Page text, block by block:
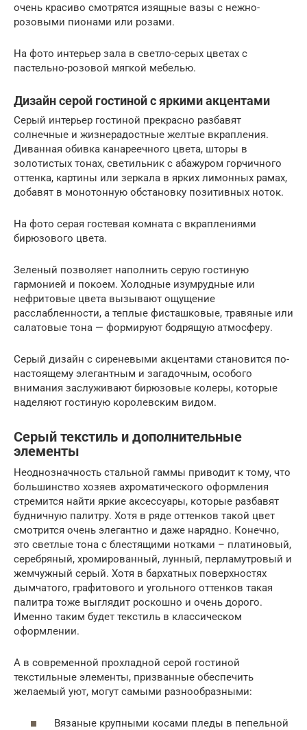
очень красиво смотрятся изящные вазы с нежно-
розовыми пионами или розами.
На фото интерьер зала в светло-серых цветах с
пастельно-розовой мягкой мебелью.
Дизайн серой гостиной с яркими акцентами
Серый интерьер гостиной прекрасно разбавят
солнечные и жизнерадостные желтые вкрапления.
Диванная обивка канареечного цвета, шторы в
золотистых тонах, светильник с абажуром горчичного
оттенка, картины или зеркала в ярких лимонных рамах,
добавят в монотонную обстановку позитивных ноток.
На фото серая гостевая комната с вкраплениями
бирюзового цвета.
Зеленый позволяет наполнить серую гостиную
гармонией и покоем. Холодные изумрудные или
нефритовые цвета вызывают ощущение
расслабленности, а теплые фисташковые, травяные или
салатовые тона — формируют бодрящую атмосферу.
Серый дизайн с сиреневыми акцентами становится по-
настоящему элегантным и загадочным, особого
внимания заслуживают бирюзовые колеры, которые
наделяют гостиную королевским видом.
Серый текстиль и дополнительные
элементы
Неоднозначность стальной гаммы приводит к тому, что
большинство хозяев ахроматического оформления
стремится найти яркие аксессуары, которые разбавят
будничную палитру. Хотя в ряде оттенков такой цвет
смотрится очень элегантно и даже нарядно. Конечно,
это светлые тона с блестящими нотками – платиновый,
серебряный, хромированный, лунный, перламутровый и
жемчужный серый. Хотя в бархатных поверхностях
дымчатого, графитового и угольного оттенков такая
палитра тоже выглядит роскошно и очень дорого.
Именно таким будет текстиль в классическом
оформлении.
А в современной прохладной серой гостиной
текстильные элементы, призванные обеспечить
желаемый уют, могут самыми разнообразными:
Вязаные крупными косами пледы в пепельной